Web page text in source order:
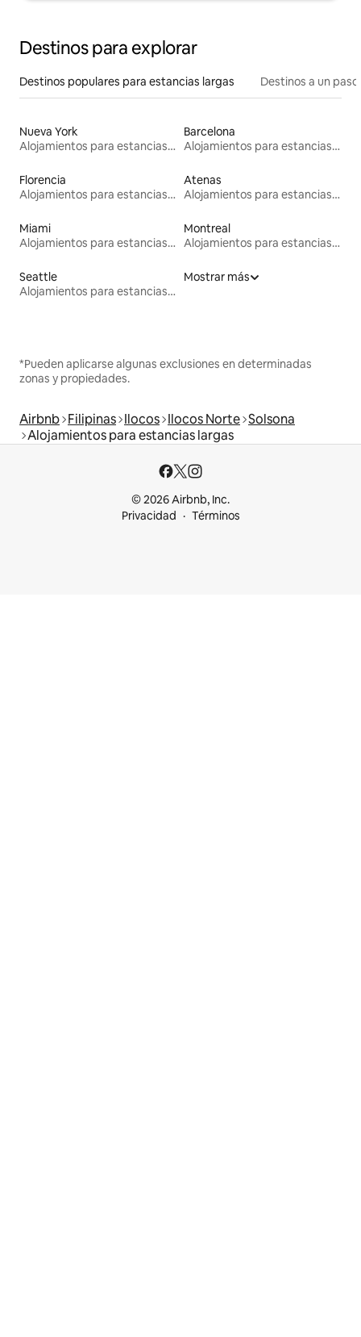
Destinos para explorar
Destinos populares para estancias largas Destinos a un
Nueva York
Alojamientos para estancias largas
Barcelona
Alojamientos para estancias largas
Florencia
Alojamientos para estancias largas
Atenas
Alojamientos para estancias largas
Miami
Alojamientos para estancias largas
Montreal
Alojamientos para estancias largas
Seattle
Alojamientos para estancias largas
Mostrar más
*Pueden aplicarse algunas exclusiones en determinadas
zonas y propiedades.
Airbnb Filipinas Ilocos Ilocos Norte Solsona
Alojamientos para estancias largas
© 2026 Airbnb, Inc.
Privacidad
Términos